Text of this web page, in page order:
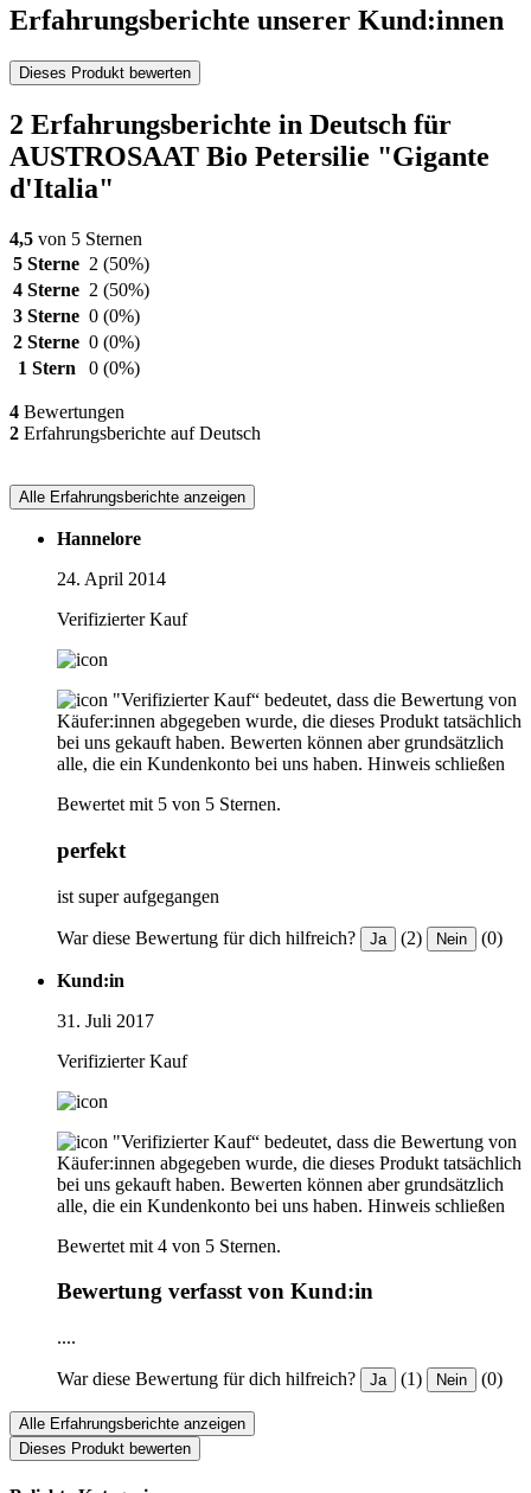
Erfahrungsberichte unserer Kund:innen
Dieses Produkt bewerten
2 Erfahrungsberichte in Deutsch für
AUSTROSAAT Bio Petersilie "Gigante
d'Italia"
4,5 von 5 Sternen
5 Sterne 2 (50%)
4 Sterne 2 (50%)
3 Sterne 0 (0%)
2 Sterne 0 (0%)
1 Stern
0 (0%)
4 Bewertungen
2 Erfahrungsberichte auf Deutsch
Alle Erfahrungsberichte anzeigen
Hannelore
24. April 2014
Verifizierter Kauf
"Verifizierter Kauf“ bedeutet, dass die Bewertung von
Käufer:innen abgegeben wurde, die dieses Produkt tatsächlich
bei uns gekauft haben. Bewerten können aber grundsätzlich
alle, die ein Kundenkonto bei uns haben. Hinweis schließen
Bewertet mit 5 von 5 Sternen.
perfekt
ist super aufgegangen
War diese Bewertung für dich hilfreich? Ja (2) Nein (0)
Kund:in
31. Juli 2017
Verifizierter Kauf
"Verifizierter Kauf“ bedeutet, dass die Bewertung von
Käufer:innen abgegeben wurde, die dieses Produkt tatsächlich
bei uns gekauft haben. Bewerten können aber grundsätzlich
alle, die ein Kundenkonto bei uns haben. Hinweis schließen
Bewertet mit 4 von 5 Sternen.
Bewertung verfasst von Kund:in
....
War diese Bewertung für dich hilfreich? Ja (1) Nein (0)
Alle Erfahrungsberichte anzeigen
Dieses Produkt bewerten